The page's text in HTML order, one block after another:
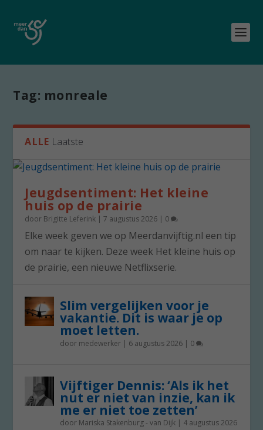
Tag: monreale
ALLE Laatste
Jeugdsentiment: Het kleine
huis op de prairie
door Brigitte Leferink |7 augustus 2026 | 0
Elke week geven we op Meerdanvijftig.nl een tip
om naar te kijken. Deze week Het kleine huis op
de prairie, een nieuwe Netflixserie.
Slim vergelijken voor je
vakantie. Dit is waar je op
moet letten.
door medewerker | 6 augustus 2026 | 0
Vijftiger Dennis: ‘Als ik het
nut er niet van inzie, kan ik
me er niet toe zetten’
door Mariska Stakenburg - van Dijk | 4 augustus 2026